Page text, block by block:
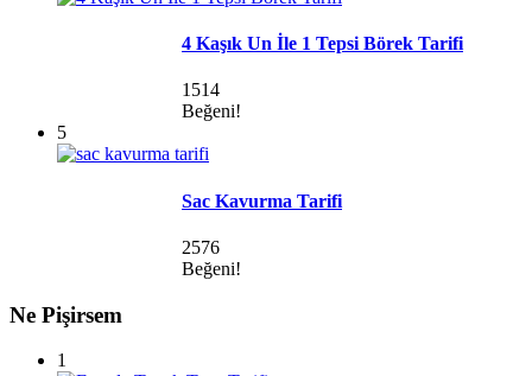
4 Kaşık Un İle 1 Tepsi Börek Tarifi
1514
Beğeni!
5
Sac Kavurma Tarifi
2576
Beğeni!
Ne Pişirsem
1